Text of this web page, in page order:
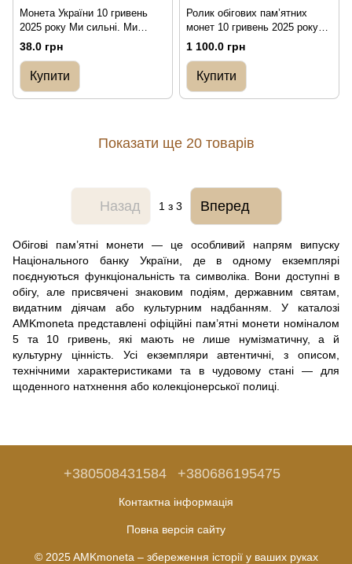
Монета України 10 гривень
2025 року Ми сильні. Ми
разом. Автономна Республіка
38.0 грн
Купити
Ролик обігових пам’ятних
монет 10 гривень 2025 року
Ми сильні. Ми разом.
Луганська область (у ролику
25 монет)
1 100.0 грн
Купити
Показати ще 20 товарів
Назад 1з 3 Вперед
Обігові пам’ятні монети — це особливий напрям випуску
Національного банку України, де в одному екземплярі
поєднуються функціональність та символіка. Вони доступні в
обігу, але присвячені знаковим подіям, державним святам,
видатним діячам або культурним надбанням. У каталозі
AMKmoneta представлені офіційні пам’ятні монети номіналом
5 та 10 гривень, які мають не лише нумізматичну, а й
культурну цінність. Усі екземпляри автентичні, з описом,
технічними характеристиками та в чудовому стані — для
щоденного натхнення або колекціонерської полиці.
+380508431584 +380686195475
Контактна інформація
Повна версія сайту
© 2025 AMKmoneta – збереження історії у ваших руках